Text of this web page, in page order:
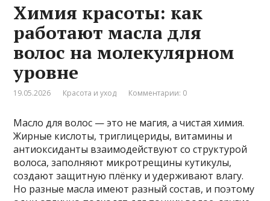
Химия красоты: как
работают масла для
волос на молекулярном
уровне
19.05.2026 Красота и уход Комментарии: 0
Масло для волос — это не магия, а чистая химия.
Жирные кислоты, триглицериды, витамины и
антиоксиданты взаимодействуют со структурой
волоса, заполняют микротрещины кутикулы,
создают защитную плёнку и удерживают влагу.
Но разные масла имеют разный состав, и поэтому